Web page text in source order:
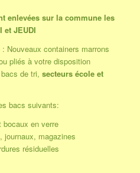
enlevées sur la commune les
et JEUDI
: Nouveaux containers marrons
pliés à votre disposition
de tri, secteurs école et
bacs suivants:
en verre
journaux, magazines
résiduelles